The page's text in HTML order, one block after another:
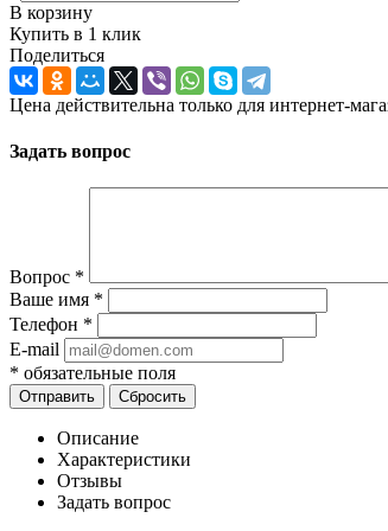
В корзину
Купить в 1 клик
Поделиться
Цена действительна только для интернет-
Задать вопрос
Вопрос *
Ваше имя *
Телефон *
E-mail
* обязательные поля
Отправить Сбросить
Описание
Характеристики
Отзывы
Задать вопрос